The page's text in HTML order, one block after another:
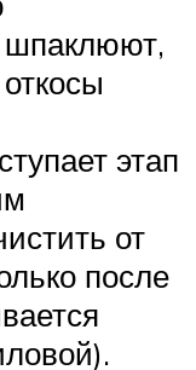
шпаклюют,
этап
от
после